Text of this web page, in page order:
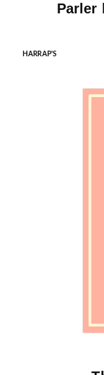
Parler
HARRAP'S